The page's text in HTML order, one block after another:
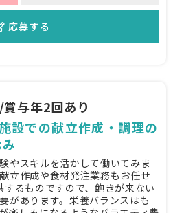
応募する
与年2回あり
設での献立作成・調理の
やスキルを活かして働いてみま
立作成や食材発注業務もお任せ
るものですので、飽きが来ない
があります。栄養バランスはも